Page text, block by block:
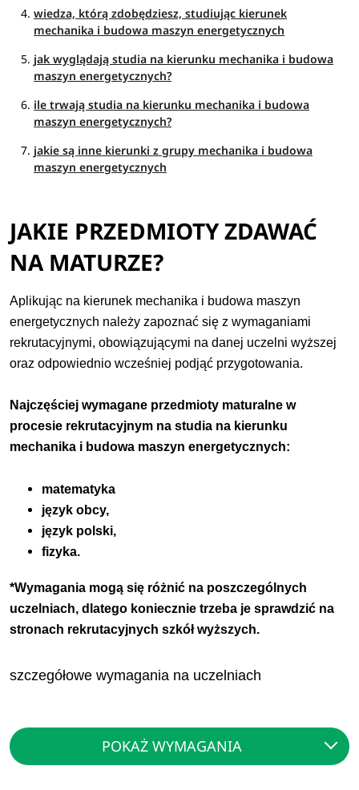
wiedza, którą zdobędziesz, studiując kierunek
mechanika i budowa maszyn energetycznych
jak wyglądają studia na kierunku mechanika i budowa
maszyn energetycznych?
ile trwają studia na kierunku mechanika i budowa
maszyn energetycznych?
jakie są inne kierunki z grupy mechanika i budowa
maszyn energetycznych
JAKIE PRZEDMIOTY ZDAWAĆ
NA MATURZE?
Aplikując na kierunek mechanika i budowa maszyn
energetycznych należy zapoznać się z wymaganiami
rekrutacyjnymi, obowiązującymi na danej uczelni wyższej
oraz odpowiednio wcześniej podjąć przygotowania.
Najczęściej wymagane przedmioty maturalne w
procesie rekrutacyjnym na studia na kierunku
mechanika i budowa maszyn energetycznych:
matematyka
język obcy,
język polski,
fizyka.
*Wymagania mogą się różnić na poszczególnych
uczelniach, dlatego koniecznie trzeba je sprawdzić na
stronach rekrutacyjnych szkół wyższych.
szczegółowe wymagania na uczelniach
POKAŻ WYMAGANIA